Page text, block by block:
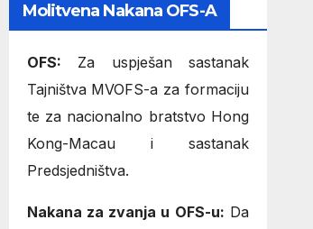
Molitvena Nakana OFS-A
OFS: Za uspješan sastanak
Tajništva MVOFS-a za formaciju
te za nacionalno bratstvo Hong
Kong-Macau i sastanak
Predsjedništva.
Nakana za zvanja u OFS-u: Da